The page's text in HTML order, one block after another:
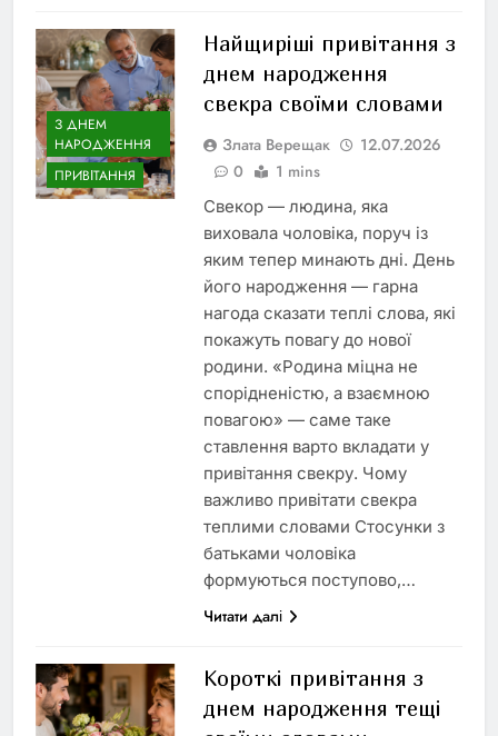
З ДНЕМ
НАРОДЖЕННЯ
ПРИВІТАННЯ
Найщиріші привітання з
днем народження
свекра своїми словами
Злата Верещак
12.07.2026
0
1 mins
Свекор — людина, яка
виховала чоловіка, поруч із
яким тепер минають дні. День
його народження — гарна
нагода сказати теплі слова, які
покажуть повагу до нової
родини. «Родина міцна не
спорідненістю, а взаємною
повагою» — саме таке
ставлення варто вкладати у
привітання свекру. Чому
важливо привітати свекра
теплими словами Стосунки з
батьками чоловіка
формуються поступово,…
Читати далі
Короткі привітання з
днем народження тещі